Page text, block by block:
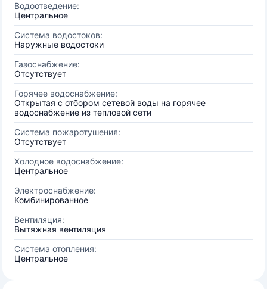
Водоотведение:
Центральное
Система водостоков:
Наружные водостоки
Газоснабжение:
Отсутствует
Горячее водоснабжение:
Открытая с отбором сетевой воды на горячее
водоснабжение из тепловой сети
Система пожаротушения:
Отсутствует
Холодное водоснабжение:
Центральное
Электроснабжение:
Комбинированное
Вентиляция:
Вытяжная вентиляция
Система отопления:
Центральное